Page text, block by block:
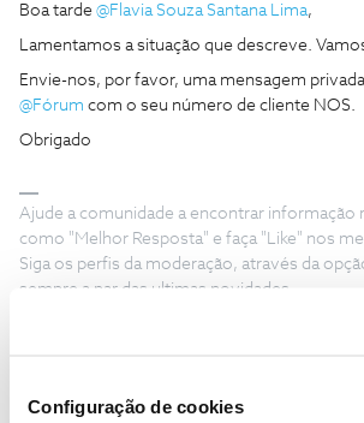
Configuração de cookies
Boa tarde @Flavia Souza Santana Lima,
Lamentamos a situação que descreve.
Envie-nos, por favor, uma mensagem
@Fórum com o seu número de cliente NOS.
Obrigado
Ajude a comunidade a encontrar informação
como "Melhor Resposta" e faça "Like" nos
Siga os perfis da moderação, através da
sempre a par das ultimas novidades.